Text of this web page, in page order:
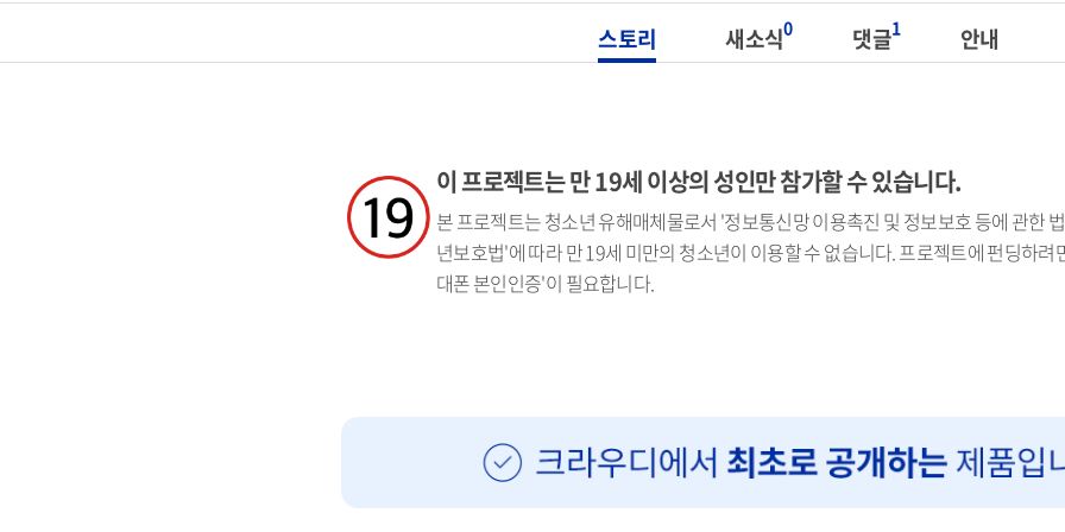
스토리 새소식0 댓글1 안내
이 프로젝트는 만 19세 이상의 성인만 참가할 수 있습니다.
본 프로젝트는 청소년 유해매체물로서 '정보통신망 이용촉진 및 정보보호 등에 관한
년보호법'에 따라 만 19세 미만의 청소년이 이용할 수 없습니다. 프로젝트에 펀딩하려
대폰 본인인증'이 필요합니다.